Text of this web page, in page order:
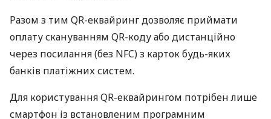
Разом з тим QR-еквайринг дозволяє приймати
оплату скануванням QR-коду або дистанційно
через посилання (без NFC) з карток будь-яких
банків платіжних систем.
Для користування QR-еквайрингом потрібен лише
смартфон із встановленим програмним